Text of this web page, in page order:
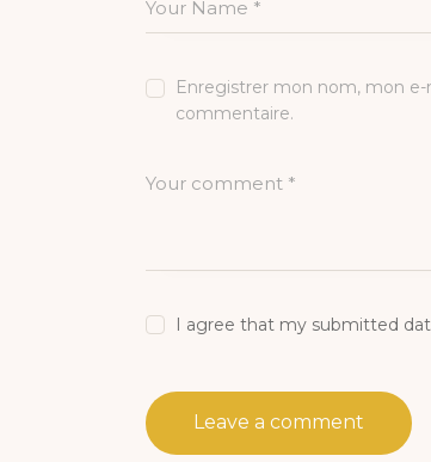
Enregistrer mon nom, mon
commentaire.
I agree that my submitted